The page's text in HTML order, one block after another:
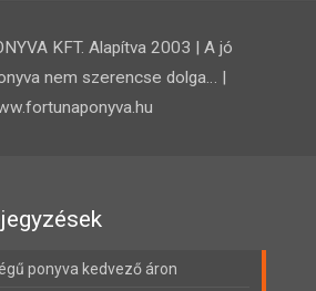
KFT. Alapítva 2003 | A jó
nem szerencse dolga… |
ponyva kedvező áron